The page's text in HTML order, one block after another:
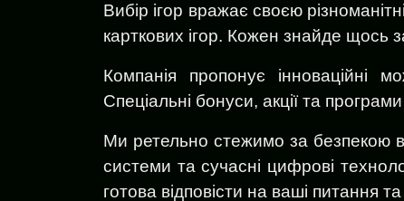
Вибір ігор вражає своєю
карткових ігор. Кожен знайде щось
Компанія пропонує інноваційні
Спеціальні бонуси, акції та
Ми ретельно стежимо за безпекою
системи та сучасні цифрові
готова відповісти на ваші питання